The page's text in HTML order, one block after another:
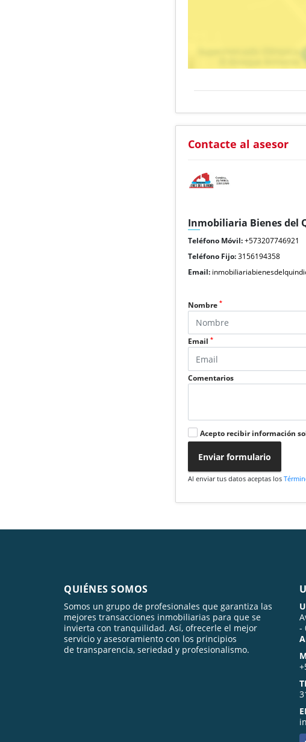
Contacte al asesor
Inmobiliaria Bienes del
Teléfono Móvil:+573207746921
Teléfono Fijo:3156194358
Email:
Nombre*
Email*
Comentarios
Acepto recibir información
Enviar formulario
Al enviar tus datos aceptas los
QUIÉNES SOMOS
Somos un grupo de profesionales que garantiza las
mejores transacciones inmobiliarias para que se
invierta con tranquilidad. Así, ofrecerle el mejor
servicio y asesoramiento con los principios
de transparencia, seriedad y profesionalismo.
-